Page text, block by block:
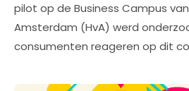
pilot op de Business Campus
Amsterdam (HvA) werd
consumenten reageren op dit